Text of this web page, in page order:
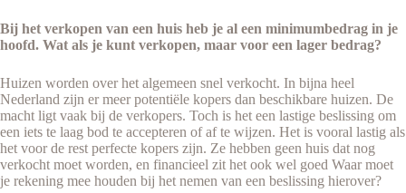
Bij het verkopen van een huis heb je al een minimumbedrag in je
hoofd. Wat als je kunt verkopen, maar voor een lager bedrag?
Huizen worden over het algemeen snel verkocht. In bijna heel
Nederland zijn er meer potentiële kopers dan beschikbare huizen. De
macht ligt vaak bij de verkopers. Toch is het een lastige beslissing om
een iets te laag bod te accepteren of af te wijzen. Het is vooral lastig als
het voor de rest perfecte kopers zijn. Ze hebben geen huis dat nog
verkocht moet worden, en financieel zit het ook wel goed Waar moet
je rekening mee houden bij het nemen van een beslissing hierover?